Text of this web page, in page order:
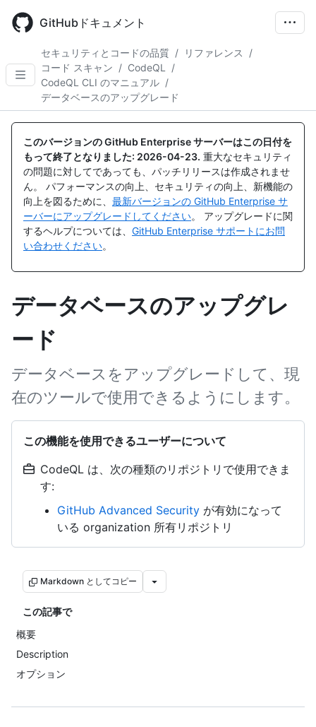
main
GitHubドキュメント
セキュリティとコードの品質 / リファレンス
/
コード スキャン / CodeQL
/
CodeQL CLI のマニュアル /
データベースのアップグレード
このバージョンの GitHub Enterprise サーバーはこの日付を
もって終了となりました: 2026-04-23. 重大なセキュリティ
の問題に対してであっても、パッチリリースは作成されませ
ん。 パフォーマンスの向上、セキュリティの向上、新機能の
向上を図るために、 最新バージョンの GitHub Enterprise サ
ーバーにアップグレードしてください。 アップグレードに関
するヘルプについては、 GitHub Enterprise サポートにお問
い合わせください。
データベースのアップグレ
ード
データベースをアップグレードして、現
在のツールで使用できるようにします。
この機能を使用できるユーザーについて
CodeQL は、次の種類のリポジトリで使用できま
す:
GitHub Advanced Security が有効になって
いる organization 所有リポジトリ
Markdown としてコピー
この記事で
概要
Description
オプション